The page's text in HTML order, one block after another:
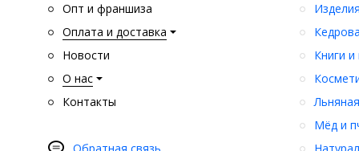
Опт и франшиза
Оплата и доставка
Новости
О нас
Контакты
Книги и
Мёд и